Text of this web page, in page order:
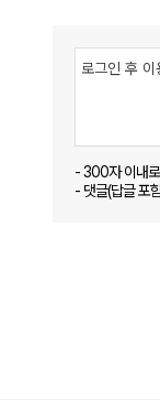
- 300자 이내
- 댓글(답글 포